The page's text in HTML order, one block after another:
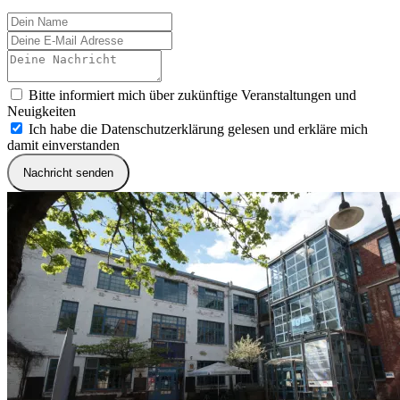
Bitte informiert mich über zukünftige Veranstaltungen und
Neuigkeiten
Ich habe die Datenschutzerklärung gelesen und erkläre mich
damit einverstanden
Nachricht senden